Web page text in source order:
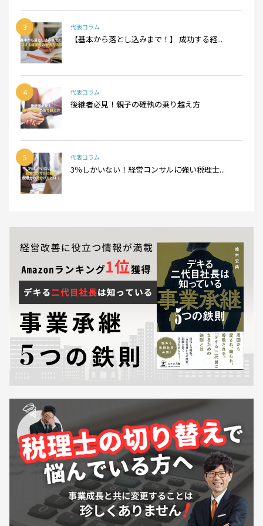
3 代表コラム
【基本から落とし込みまで！】 成功する経...
4 代表コラム
後継者必見！親子の確執の乗り越え方
5 代表コラム
3％しかいない！経営コンサルに強い税理士...